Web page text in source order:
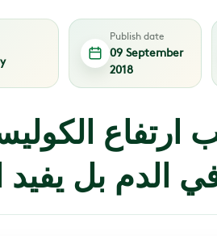
Publish date
09 September
2018
ارتفاع
الدم بل يفيد